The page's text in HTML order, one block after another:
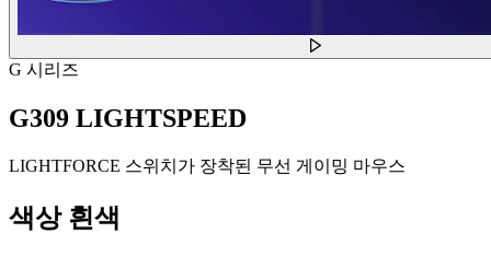
G 시리즈
G309 LIGHTSPEED
LIGHTFORCE 스위치가 장착된 무선 게이밍 마우스
색상 흰색